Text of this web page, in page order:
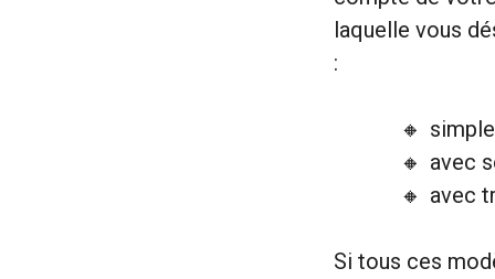
laquelle vous
:
avec
avec
Si tous ces